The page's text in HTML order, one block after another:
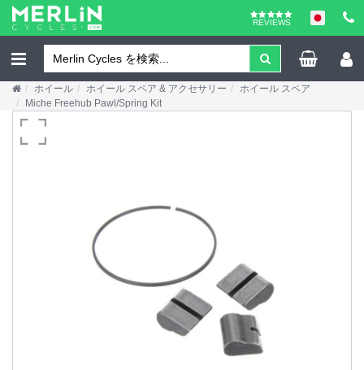
REVIEWS
ホイール ホイール スペア & アクセサリー
ホイール スペア
Miche Freehub Pawl/Spring Kit